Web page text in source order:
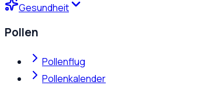
Gesundheit
Pollen
Pollenflug
Pollenkalender